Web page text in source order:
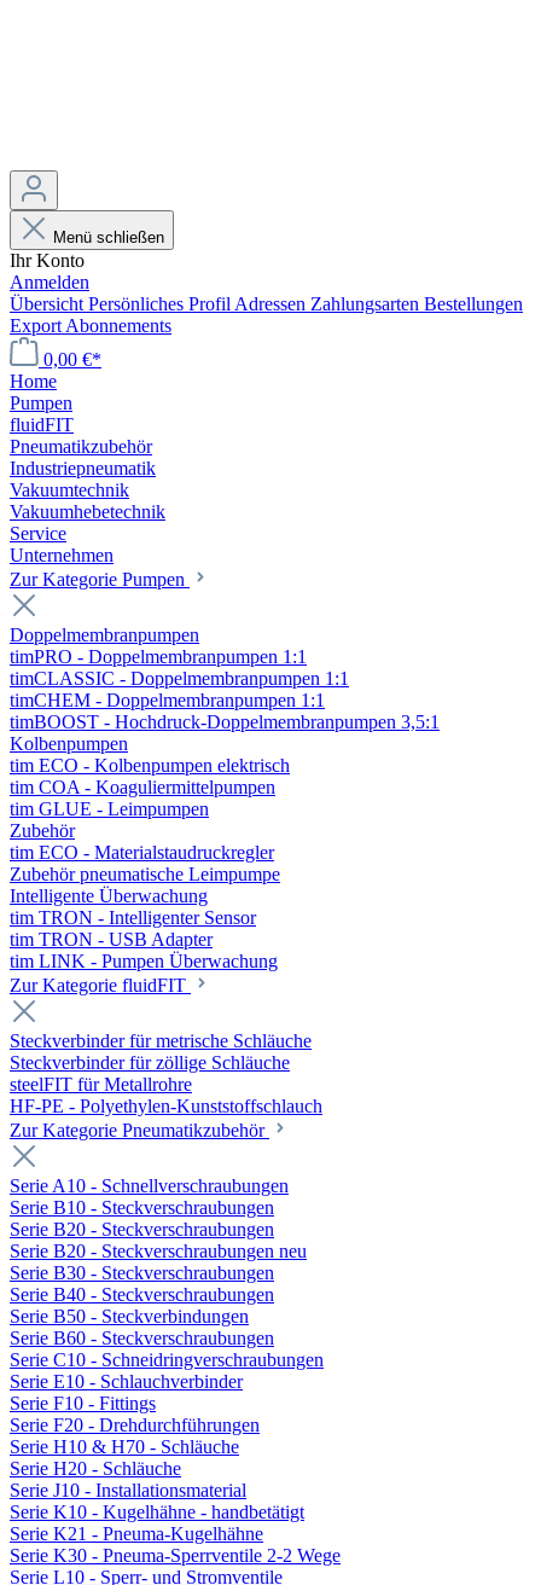
Menü schließen
Ihr Konto
Anmelden
Übersicht Persönliches Profil Adressen Zahlungsarten Bestellungen
Export Abonnements
0,00 €*
Home
Pumpen
fluidFIT
Pneumatikzubehör
Industriepneumatik
Vakuumtechnik
Vakuumhebetechnik
Service
Unternehmen
Zur Kategorie Pumpen
Doppelmembranpumpen
timPRO - Doppelmembranpumpen 1:1
timCLASSIC - Doppelmembranpumpen 1:1
timCHEM - Doppelmembranpumpen 1:1
timBOOST - Hochdruck-Doppelmembranpumpen 3,5:1
Kolbenpumpen
tim ECO - Kolbenpumpen elektrisch
tim COA - Koaguliermittelpumpen
tim GLUE - Leimpumpen
Zubehör
tim ECO - Materialstaudruckregler
Zubehör pneumatische Leimpumpe
Intelligente Überwachung
tim TRON - Intelligenter Sensor
tim TRON - USB Adapter
tim LINK - Pumpen Überwachung
Zur Kategorie fluidFIT
Steckverbinder für metrische Schläuche
Steckverbinder für zöllige Schläuche
steelFIT für Metallrohre
HF-PE - Polyethylen-Kunststoffschlauch
Zur Kategorie Pneumatikzubehör
Serie A10 - Schnellverschraubungen
Serie B10 - Steckverschraubungen
Serie B20 - Steckverschraubungen
Serie B20 - Steckverschraubungen neu
Serie B30 - Steckverschraubungen
Serie B40 - Steckverschraubungen
Serie B50 - Steckverbindungen
Serie B60 - Steckverschraubungen
Serie C10 - Schneidringverschraubungen
Serie E10 - Schlauchverbinder
Serie F10 - Fittings
Serie F20 - Drehdurchführungen
Serie H10 & H70 - Schläuche
Serie H20 - Schläuche
Serie J10 - Installationsmaterial
Serie K10 - Kugelhähne - handbetätigt
Serie K21 - Pneuma-Kugelhähne
Serie K30 - Pneuma-Sperrventile 2-2 Wege
Serie L10 - Sperr- und Stromventile